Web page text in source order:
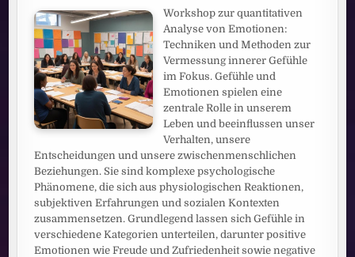
Workshop zur quantitativen
Analyse von Emotionen:
Techniken und Methoden zur
Vermessung innerer Gefühle
im Fokus. Gefühle und
Emotionen spielen eine
zentrale Rolle in unserem
Leben und beeinflussen unser
Verhalten, unsere
Entscheidungen und unsere zwischenmenschlichen
Beziehungen. Sie sind komplexe psychologische
Phänomene, die sich aus physiologischen Reaktionen,
subjektiven Erfahrungen und sozialen Kontexten
zusammensetzen. Grundlegend lassen sich Gefühle in
verschiedene Kategorien unterteilen, darunter positive
Emotionen wie Freude und Zufriedenheit sowie negative